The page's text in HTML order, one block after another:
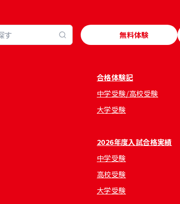
無料体験
合格体験記
中学受験/高校受験
大学受験
2026年度入試合格実績
中学受験
高校受験
大学受験